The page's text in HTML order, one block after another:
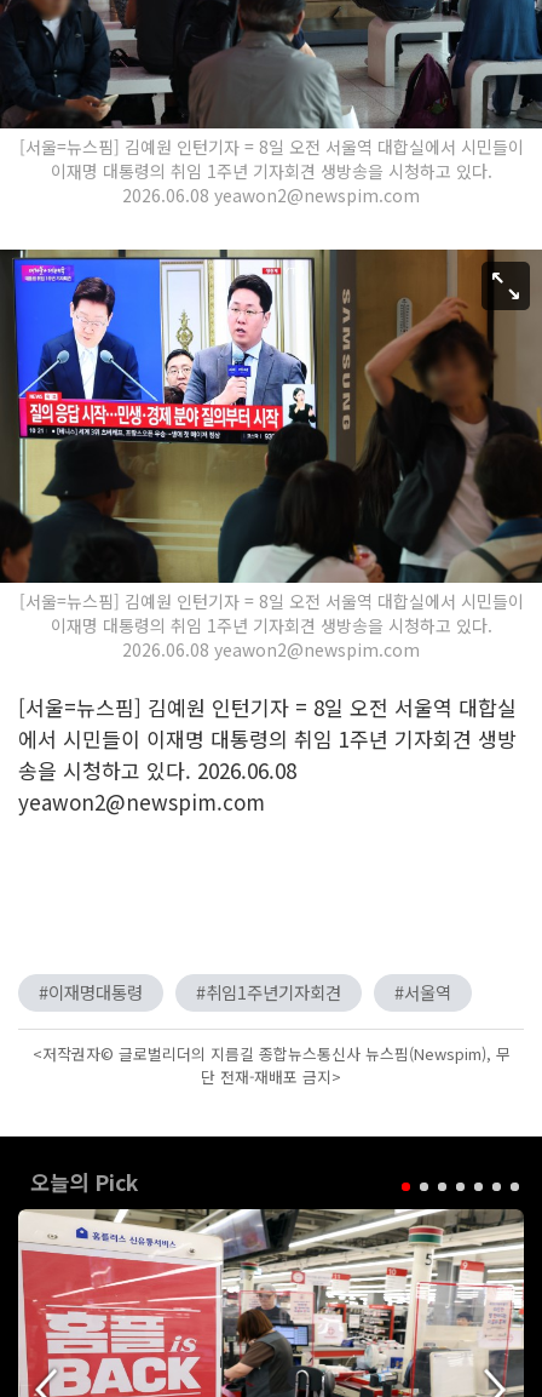
[서울=뉴스핌] 김예원 인턴기자 = 8일 오전 서울역 대합실에서 시민들이
이재명 대통령의 취임 1주년 기자회견 생방송을 시청하고 있다.
2026.06.08 yeawon2@newspim.com
[서울=뉴스핌] 김예원 인턴기자 = 8일 오전 서울역 대합실에서 시민들이
이재명 대통령의 취임 1주년 기자회견 생방송을 시청하고 있다.
2026.06.08 yeawon2@newspim.com
[서울=뉴스핌] 김예원 인턴기자 = 8일 오전 서울역 대합실
에서 시민들이 이재명 대통령의 취임 1주년 기자회견 생방
송을 시청하고 있다. 2026.06.08
yeawon2@newspim.com
#이재명대통령 #취임1주년기자회견 #서울역
<저작권자© 글로벌리더의 지름길 종합뉴스통신사 뉴스핌(Newspim), 무
단 전재-재배포 금지>
오늘의 Pick